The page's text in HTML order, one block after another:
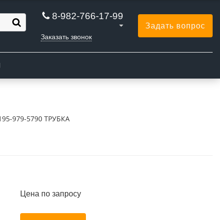
8-982-766-17-99
Заказать звонок
Задать вопрос
979-5790 ТРУБКА
Цена по запросу